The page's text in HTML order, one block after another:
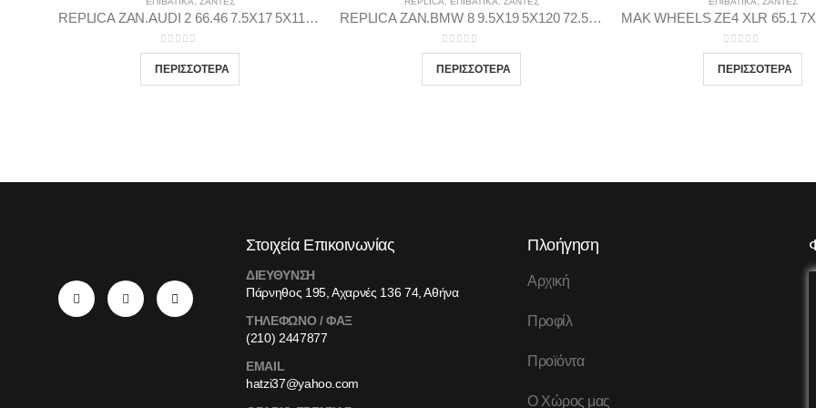
REPLICA ZAN.AUDI 2 66.46 7.5X17 5X112 MDGP45
0out of 5
REPLICA ZAN.BMW 8 9.5X19 5X120 72.56 BP37
0out of 5 0out of 5
Στοιχεία Επικοινωνίας
ΔΙΕΥΘΥΝΣΗ
Πάρνηθος 195, Αχαρνές 136 74, Αθήνα
ΤΗΛΕΦΩΝΟ / ΦΑΞ
(210) 2447877
EMAIL
hatzi37@yahoo.com
Πλοήγηση
Αρχική
Προφίλ
Προϊόντα
Ο Χώρος μας